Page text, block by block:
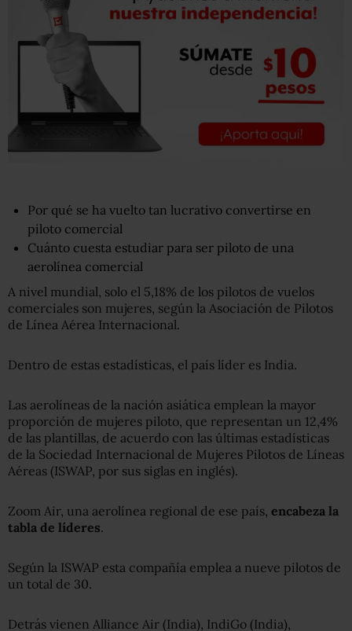
Por qué se ha vuelto tan lucrativo convertirse en
piloto comercial
Cuánto cuesta estudiar para ser piloto de una
aerolínea comercial
A nivel mundial, solo el 5,18% de los pilotos de vuelos
comerciales son mujeres, según la Asociación de Pilotos
de Línea Aérea Internacional.
Dentro de estas estadísticas, el país líder es India.
Las aerolíneas de la nación asiática emplean la mayor
proporción de mujeres piloto, que representan un 12,4%
de las plantillas, de acuerdo con las últimas estadísticas
de la Sociedad Internacional de Mujeres Pilotos de Líneas
Aéreas (ISWAP, por sus siglas en inglés).
Zoom Air, una aerolínea regional de ese país, encabeza la
tabla de líderes.
Según la ISWAP esta compañía emplea a nueve pilotos de
un total de 30.
Detrás vienen Alliance Air (India), IndiGo (India),